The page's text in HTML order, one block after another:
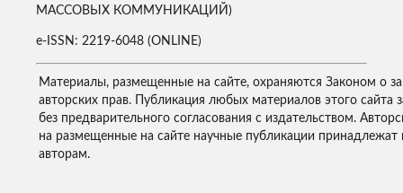
МАССОВЫХ КОММУНИКАЦИЙ)
e-ISSN: 2219-6048 (ONLINE)
Материалы, размещенные на сайте, охраняются Законом о
авторских прав. Публикация любых материалов этого сайта
без предварительного согласования с издательством.
на размещенные на сайте научные публикации принадлежат
авторам.